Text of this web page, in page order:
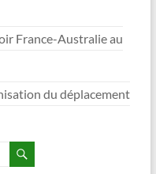
France-Australie au
du déplacement